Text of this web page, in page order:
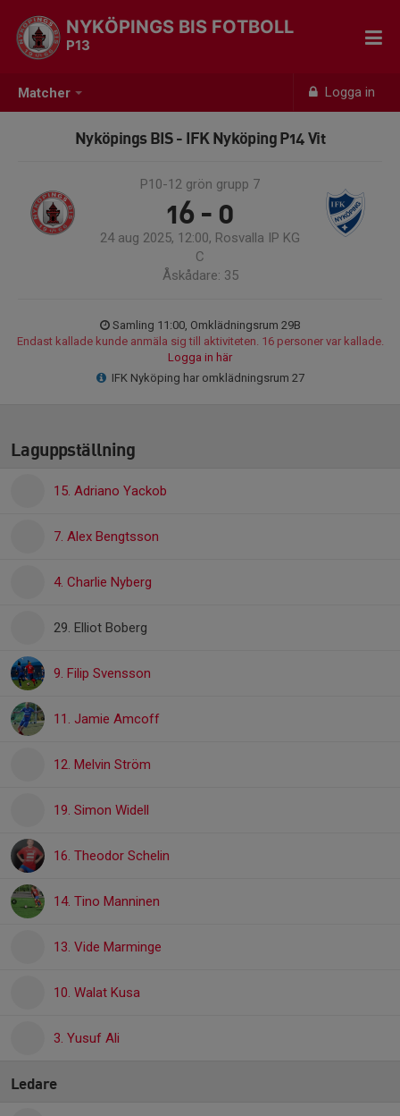
Matcher Logga in
NYKÖPINGS BIS FOTBOLL
P13
Nyköpings BIS - IFK Nyköping P14 Vit
P10-12 grön grupp 7
16 - 0
24 aug 2025, 12:00, Rosvalla IP KG
C
Åskådare: 35
Samling 11:00, Omklädningsrum 29B
Endast kallade kunde anmäla sig till aktiviteten. 16 personer var kallade.
Logga in här
IFK Nyköping har omklädningsrum 27
Laguppställning
15. Adriano Yackob
7. Alex Bengtsson
4. Charlie Nyberg
29. Elliot Boberg
9. Filip Svensson
11. Jamie Amcoff
12. Melvin Ström
19. Simon Widell
16. Theodor Schelin
14. Tino Manninen
13. Vide Marminge
10. Walat Kusa
3. Yusuf Ali
Ledare